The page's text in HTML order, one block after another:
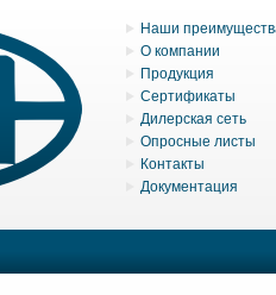
Наши
О компании
Продукция
Сертификаты
Дилерская сеть
Опросные листы
Контакты
Документация